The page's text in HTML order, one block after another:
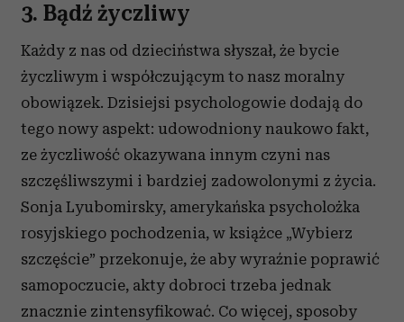
3. Bądź życzliwy
Każdy z nas od dzieciństwa słyszał, że bycie
życzliwym i współczującym to nasz moralny
obowiązek. Dzisiejsi psychologowie dodają do
tego nowy aspekt: udowodniony naukowo fakt,
ze życzliwość okazywana innym czyni nas
szczęśliwszymi i bardziej zadowolonymi z życia.
Sonja Lyubomirsky, amerykańska psycholożka
rosyjskiego pochodzenia, w książce „Wybierz
szczęście” przekonuje, że aby wyraźnie poprawić
samopoczucie, akty dobroci trzeba jednak
znacznie zintensyfikować. Co więcej, sposoby